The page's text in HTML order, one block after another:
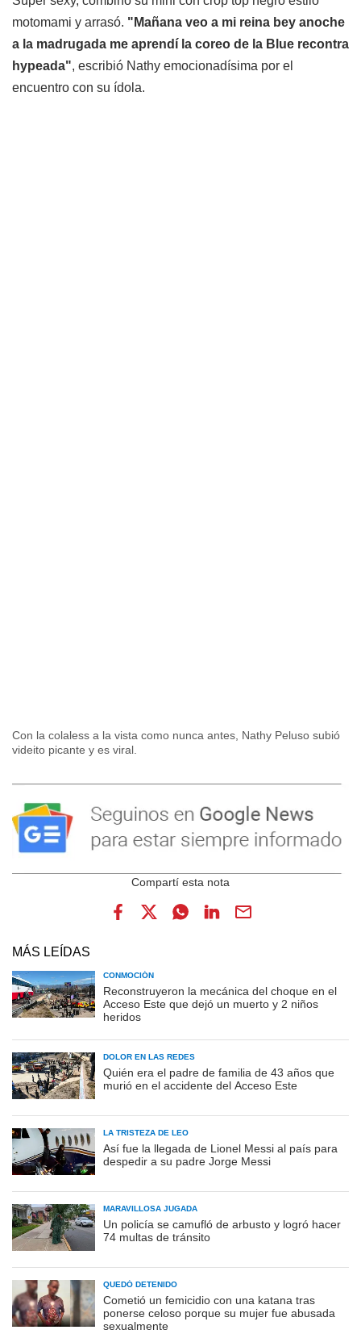
motomami y arrasó. "Mañana veo a mi reina bey anoche
a la madrugada me aprendí la coreo de la Blue recontra
hypeada", escribió Nathy emocionadísima por el
encuentro con su ídola.
Con la colaless a la vista como nunca antes, Nathy Peluso subió
videito picante y es viral.
MÁS LEÍDAS
CONMOCIÓN
Reconstruyeron la mecánica del choque en el
Acceso Este que dejó un muerto y 2 niños
heridos
DOLOR EN LAS REDES
Quién era el padre de familia de 43 años que
murió en el accidente del Acceso Este
LA TRISTEZA DE LEO
Así fue la llegada de Lionel Messi al país para
despedir a su padre Jorge Messi
MARAVILLOSA JUGADA
Un policía se camufló de arbusto y logró hacer
74 multas de tránsito
QUEDÓ DETENIDO
Cometió un femicidio con una katana tras
ponerse celoso porque su mujer fue abusada
sexualmente